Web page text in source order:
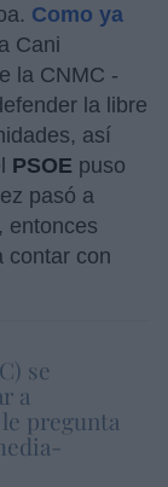
Como ya
Cani
la CNMC -
la libre
así
PSOE puso
pasó a
, entonces
contar con
se
a
pregunta